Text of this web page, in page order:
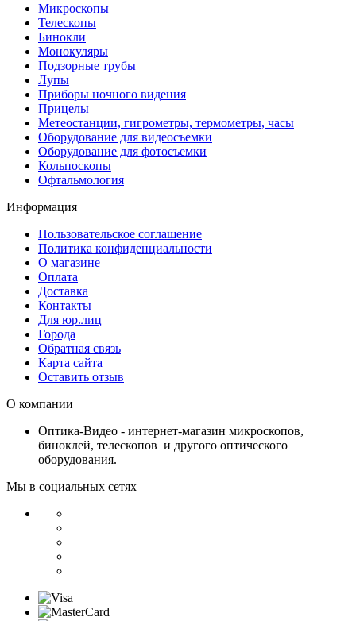
Микроскопы
Телескопы
Бинокли
Монокуляры
Подзорные трубы
Лупы
Приборы ночного видения
Прицелы
Метеостанции, гигрометры, термометры, часы
Оборудование для видеосъемки
Оборудование для фотосъемки
Кольпоскопы
Офтальмология
Информация
Пользовательское соглашение
Политика конфиденциальности
О магазине
Оплата
Доставка
Контакты
Для юр.лиц
Города
Обратная связь
Карта сайта
Оставить отзыв
О компании
Оптика-Видео - интернет-магазин микроскопов,
биноклей, телескопов и другого оптического
оборудования.
Мы в социальных сетях